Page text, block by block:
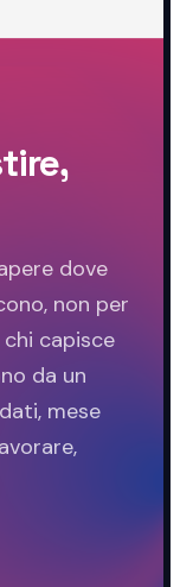
dove
non per
capisce
da un
mese